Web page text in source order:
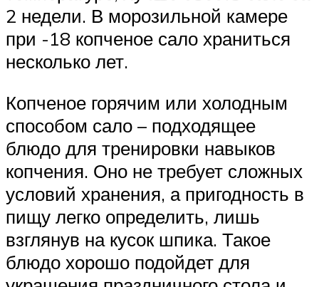
2 недели. В морозильной камере
при -18 копченое сало храниться
несколько лет.
Копченое горячим или холодным
способом сало – подходящее
блюдо для тренировки навыков
копчения. Оно не требует сложных
условий хранения, а пригодность в
пищу легко определить, лишь
взглянув на кусок шпика. Такое
блюдо хорошо подойдет для